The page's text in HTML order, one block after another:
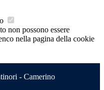
non possono essere
nella pagina della cookie
- Camerino